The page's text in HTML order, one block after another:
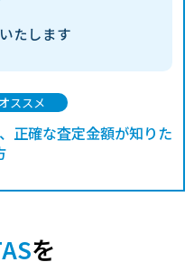
たします
ススメ
正確な査定金額が知りた
を